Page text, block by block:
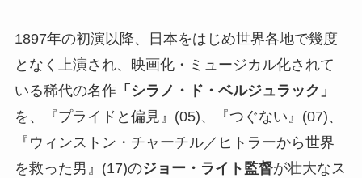
1897年の初演以降、日本をはじめ世界各地で幾度
となく上演され、映画化・ミュージカル化されて
いる稀代の名作「シラノ・ド・ベルジュラック」
を、『プライドと偏見』(05)、『つぐない』(07)、
『ウィンストン・チャーチル／ヒトラーから世界
を救った男』(17)のジョー・ライト監督が壮大なス